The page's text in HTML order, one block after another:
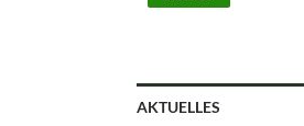
AKTUELLES